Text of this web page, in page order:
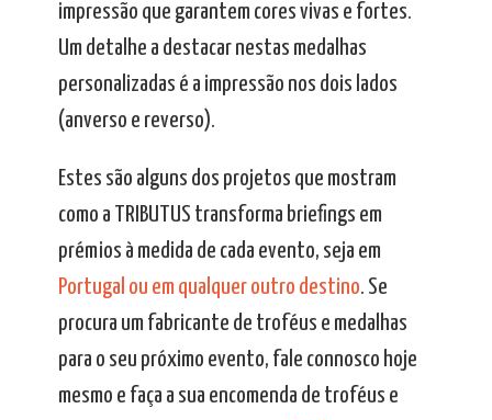
impressão que garantem cores vivas e fortes.
Um detalhe a destacar nestas medalhas
personalizadas é a impressão nos dois lados
(anverso e reverso).
Estes são alguns dos projetos que mostram
como a TRIBUTUS transforma briefings em
prémios à medida de cada evento, seja em
Portugal ou em qualquer outro destino. Se
procura um fabricante de troféus e medalhas
para o seu próximo evento, fale connosco hoje
mesmo e faça a sua encomenda de troféus e